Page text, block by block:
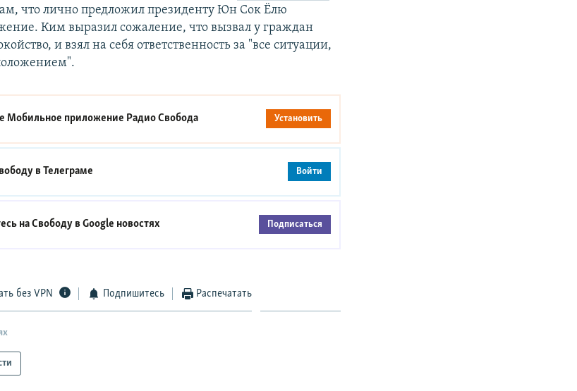
что лично предложил президенту Юн Сок Ёлю
Ким выразил сожаление, что вызвал у граждан
и взял на себя ответственность за "все ситуации,
Мобильное приложение Радио Свобода Установить
вТелеграме Войти
на Свободу вGoogle новостях Подписаться
без VPN Подпишитесь Распечатать